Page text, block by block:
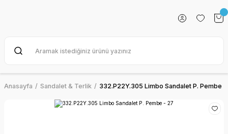
Anasayfa Sandalet & Terlik 332.P22Y.305 Limbo Sandalet P. Pembe